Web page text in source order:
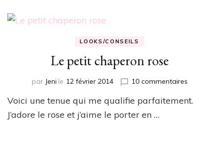
LOOKS/CONSEILS
Le petit chaperon rose
par Jeni le 12 février 2014 10 commentairessur
petit
Voici une tenue qui me qualifie parfaitement.
J’adore le rose et j’aime le porter en …